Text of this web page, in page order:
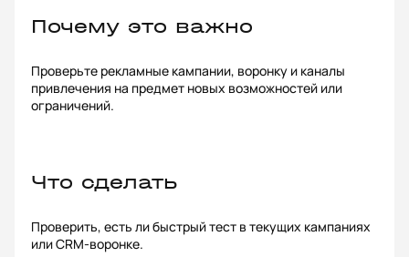
Почему это важно
Проверьте рекламные кампании, воронку и каналы
привлечения на предмет новых возможностей или
ограничений.
Что сделать
Проверить, есть ли быстрый тест в текущих кампаниях
или CRM-воронке.